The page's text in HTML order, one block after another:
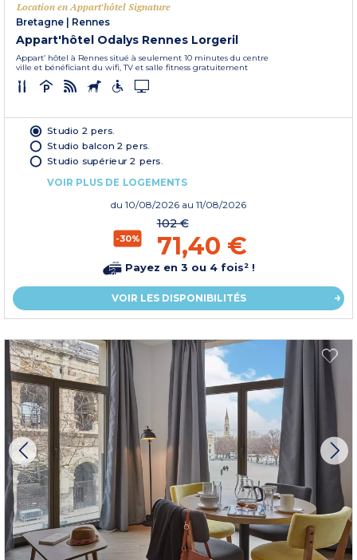
Location en Appart'hôtel Signature
Bretagne
Rennes
Appart'hôtel Odalys Rennes Lorgeril
Appart’ hôtel à Rennes situé à seulement 10 minutes du centre
ville et bénéficiant du wifi, TV et salle fitness gratuitement
Studio 2 pers.
Studio balcon 2 pers.
Studio supérieur 2 pers.
VOIR PLUS DE LOGEMENTS
du 10/08/2026 au 11/08/2026
-30%
102 €
71,40 €
Payez en 3 ou 4 fois² !
VOIR LES DISPONIBILITÉS